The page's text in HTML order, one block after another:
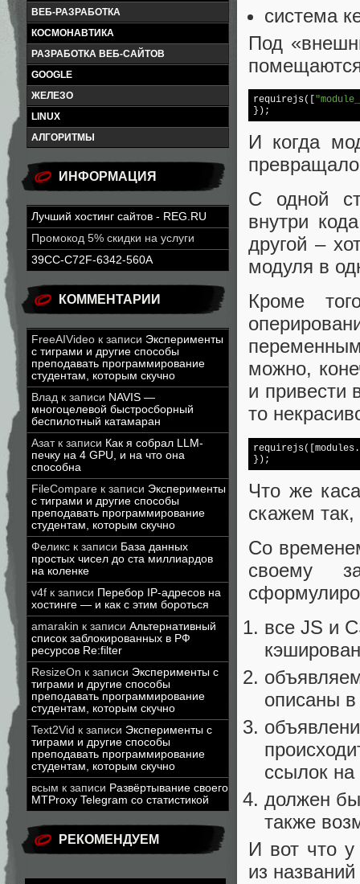
ВЕБ-РАЗРАБОТКА
КОСМОНАВТИКА
РАЗРАБОТКА ВЕБ-САЙТОВ
GOOGLE
ЖЕЛЕЗО
LINUX
АЛГОРИТМЫ
ИНФОРМАЦИЯ
Лучший хостинг сайтов - REG.RU
Промокод 5% скидки на услуги
39CC-C72F-6342-560A
КОММЕНТАРИИ
FreeAIVideo к записи Эксперименты
с тиграми и другие способы
преподавать программирование
студентам, которым скучно
Влад к записи NAVIS —
многоцелевой быстросборный
беспилотный катамаран
Азатк записи Как я собрал LLM-
печку на 4 GPU, и на что она
способна
FileCompare к записи Эксперименты
с тиграми и другие способы
преподавать программирование
студентам, которым скучно
Феликс к записи База данных
простых чисел до ста миллиардов
на коленке
v4f к записи Перебор IP-адресов на
хостинге — и как с этим бороться
amarakin к записи Альтернативный
список заблокированных в РФ
ресурсов Re:filter
ResizeOn к записи Эксперименты с
тиграми и другие способы
преподавать программирование
студентам, которым скучно
Text2Vid к записи Эксперименты с
тиграми и другие способы
преподавать программирование
студентам, которым скучно
всым к записи Развёртывание своего
MTProxy Telegram со статистикой
РЕКОМЕНДУЕМ
система
Под
помещаются
requirejs([
И когда
С одной
внутри
другой –
модуля в
Кроме
можно,
и привести
то
Что же
скажем
Со
своему
все JS и
описаны
ссылок
должен
также
И вот что
из